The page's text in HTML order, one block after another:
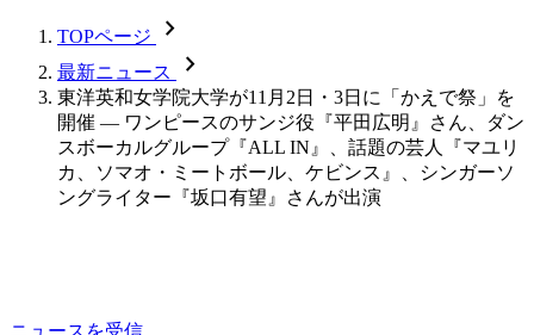
TOPページ chevron_forward
最新ニュース chevron_forward
東洋英和女学院大学が11月2日・3日に「かえで祭」を
開催 ― ワンピースのサンジ役『平田広明』さん、ダン
スボーカルグループ『ALL IN』、話題の芸人『マユリ
カ、ソマオ・ミートボール、ケビンス』、シンガーソ
ングライター『坂口有望』さんが出演